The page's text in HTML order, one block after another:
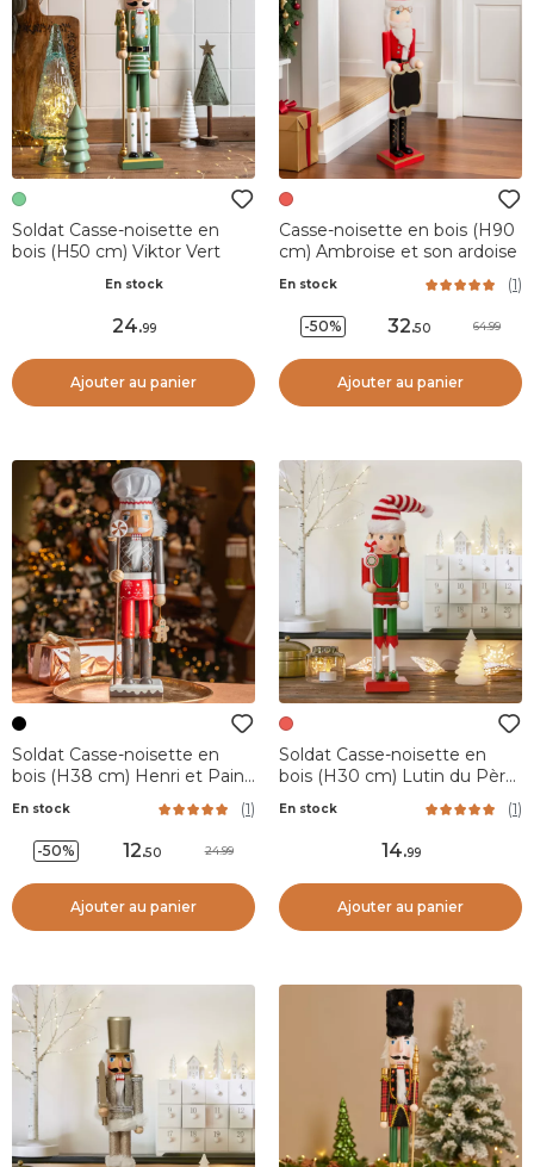
Soldat Casse-noisette en
bois (H50 cm) Viktor Vert
En stock
24.99
Ajouter au panier
Casse-noisette en bois (H90
cm) Ambroise et son ardoise
En stock (1)
-50% 32.50 64.99
Ajouter au panier
Soldat Casse-noisette en
bois (H38 cm) Henri et Pain
En stock (1)
-50% 12.50 24.99
Ajouter au panier
Soldat Casse-noisette en
bois (H30 cm) Lutin du Père
En stock (1)
14.99
Ajouter au panier